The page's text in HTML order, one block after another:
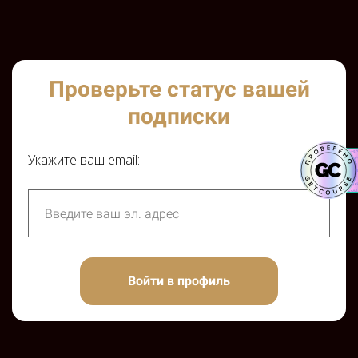
Проверьте статус вашей
подписки
Укажите ваш email:
Войти в профиль